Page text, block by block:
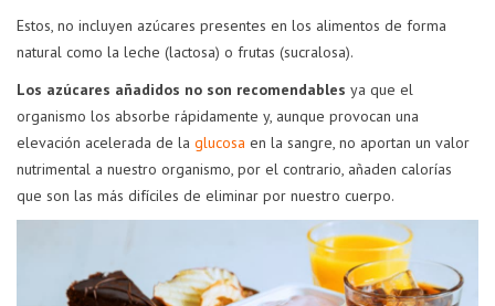
Estos, no incluyen azúcares presentes en los alimentos de forma
natural como la leche (lactosa) o frutas (sucralosa).
Los azúcares añadidos no son recomendables ya que el
organismo los absorbe rápidamente y, aunque provocan una
elevación acelerada de la glucosa en la sangre, no aportan un valor
nutrimental a nuestro organismo, por el contrario, añaden calorías
que son las más difíciles de eliminar por nuestro cuerpo.